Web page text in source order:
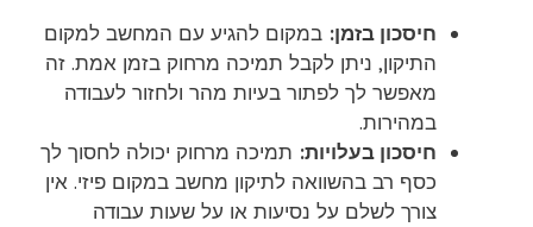
חיסכון בזמן: במקום להגיע עם המחשב למקום
התיקון, ניתן לקבל תמיכה מרחוק בזמן אמת. זה
מאפשר לך לפתור בעיות מהר ולחזור לעבודה
במהירות.
חיסכון בעלויות: תמיכה מרחוק יכולה לחסוך לך
כסף רב בהשוואה לתיקון מחשב במקום פיזי. אין
צורך לשלם על נסיעות או על שעות עבודה